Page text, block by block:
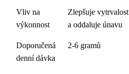
Vliv na
výkonnost
Zlepšuje vytrvalost
a oddaluje únavu
Doporučená
denní dávka
2-6 gramů